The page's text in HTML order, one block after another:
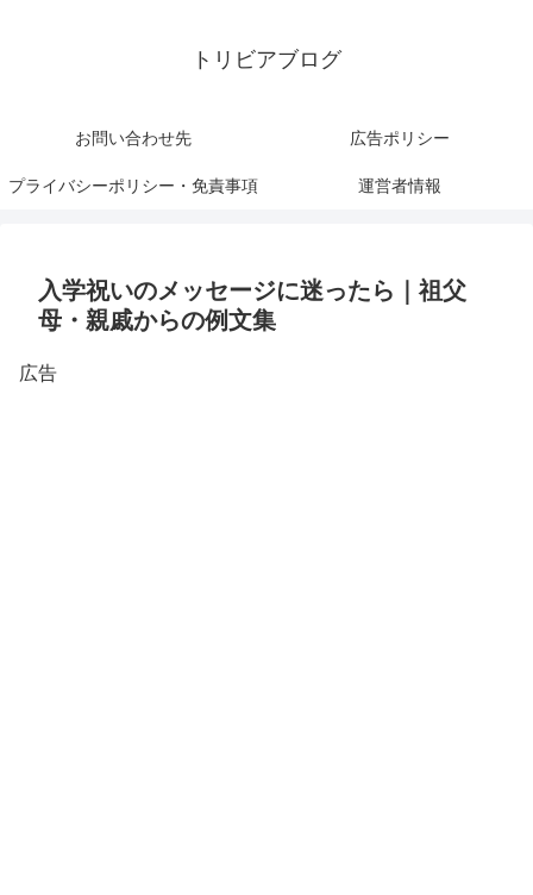
トリビアブログ
お問い合わせ先 広告ポリシー
プライバシーポリシー・免責事項 運営者情報
入学祝いのメッセージに迷ったら｜祖父
母・親戚からの例文集
広告